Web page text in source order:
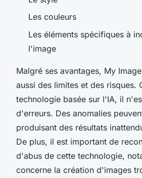
Les couleurs
Les éléments spécifiques à
l'image
Malgré ses avantages, My
aussi des limites et des risques.
technologie basée sur l'IA, il
d'erreurs. Des anomalies
produisant des résultats
De plus, il est important de
d'abus de cette technologie,
concerne la création d'images